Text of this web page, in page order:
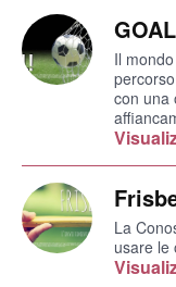
Il
con una
La
usare le